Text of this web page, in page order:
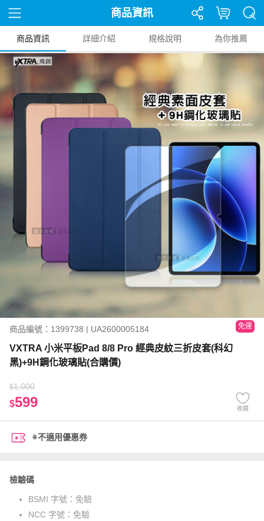
商品資訊
商品資訊 詳細介紹 規格說明 為你推薦
商品編號：1399738 | UA2600005184 免運
VXTRA 小米平板Pad 8/8 Pro 經典皮紋三折皮套(科幻
黑)+9H鋼化玻璃貼(合購價)
$1,000
$599 收藏
※不適用優惠券
檢驗碼
BSMI 字號： 免驗
NCC 字號： 免驗